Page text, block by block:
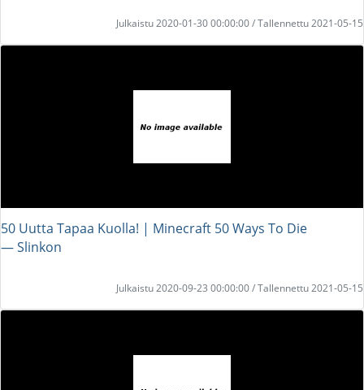
Julkaistu 2020-01-30 00:00:00 / Tallennettu 2021-05-15
50 Uutta Tapaa Kuolla! | Minecraft 50 Ways To Die
― Slinkon
Julkaistu 2020-09-23 00:00:00 / Tallennettu 2021-05-15